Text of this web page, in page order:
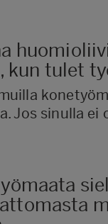
kun tulet
Jos sinulla